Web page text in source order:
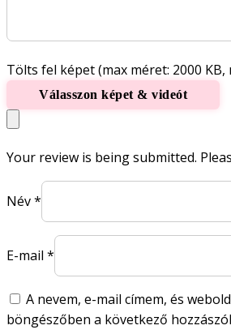
Tölts fel képet (max méret: 2000 KB,
Válasszon képet & videót
Your review is being submitted.
Név*
E-mail *
A nevem, e-mail címem, és
böngészőben a következő